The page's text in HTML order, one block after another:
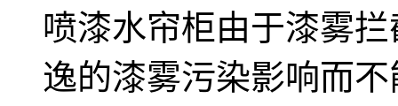
喷漆水帘柜由于漆雾
逸的漆雾污染影响而